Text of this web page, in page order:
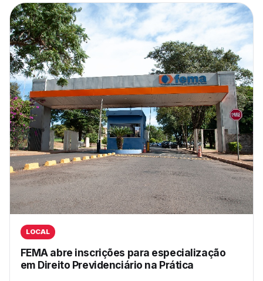
LOCAL
FEMA abre inscrições para especialização
em Direito Previdenciário na Prática